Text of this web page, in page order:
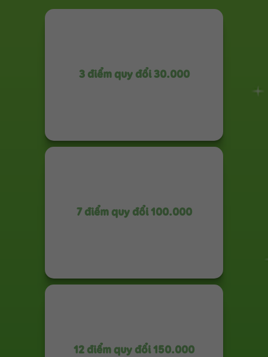
3 điểm quy đổi 30.000
7 điểm quy đổi 100.000
12 điểm quy đổi 150.000